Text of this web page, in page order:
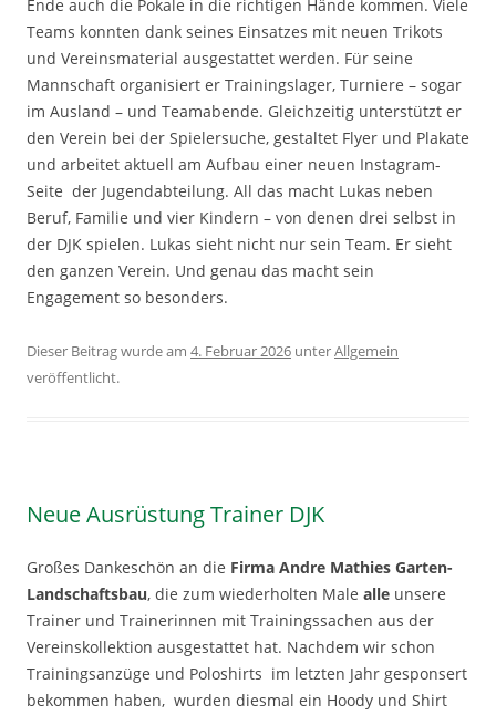
Ende auch die Pokale in die richtigen Hände kommen. Viele
Teams konnten dank seines Einsatzes mit neuen Trikots
und Vereinsmaterial ausgestattet werden. Für seine
Mannschaft organisiert er Trainingslager, Turniere – sogar
im Ausland – und Teamabende. Gleichzeitig unterstützt er
den Verein bei der Spielersuche, gestaltet Flyer und Plakate
und arbeitet aktuell am Aufbau einer neuen Instagram-
Seite der Jugendabteilung. All das macht Lukas neben
Beruf, Familie und vier Kindern – von denen drei selbst in
der DJK spielen. Lukas sieht nicht nur sein Team. Er sieht
den ganzen Verein. Und genau das macht sein
Engagement so besonders.
Dieser Beitrag wurde am 4. Februar 2026 unterAllgemein
veröffentlicht.
Neue Ausrüstung Trainer DJK
Großes Dankeschön an die Firma Andre Mathies Garten-
Landschaftsbau, die zum wiederholten Male alle unsere
Trainer und Trainerinnen mit Trainingssachen aus der
Vereinskollektion ausgestattet hat. Nachdem wir schon
Trainingsanzüge und Poloshirts im letzten Jahr gesponsert
bekommen haben, wurden diesmal ein Hoody und Shirt